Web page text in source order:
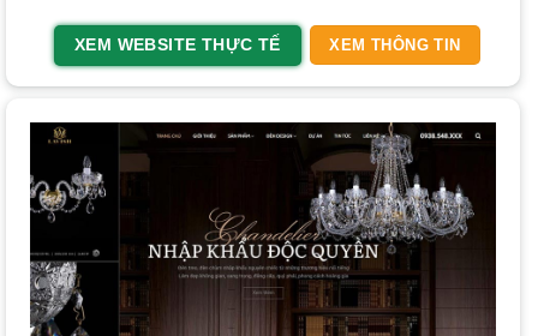
Mẫu Thiết Kế Website Nội Thất Đẹp, Chuẩn
SEO
Để tạo ấn tượng mạnh mẽ, một website nội thất cần có
giao diệntinh tế, hiện đại và thân thiện. Các mẫuthiết kế
website chuyên nghiệp
không chỉ tập trung vào thẩm mỹ
mà còn phải tối ưu trải nghiệm người dùng (UX/UI) và
chuẩn SEO
. Một số mẫu thiết kế thịnh hành thường có các
đặc điểm sau:
Giao diện responsive:
Tương thích trên mọi thiết bị từ
XEM WEBSITE THỰC TẾ XEM THÔNG TIN